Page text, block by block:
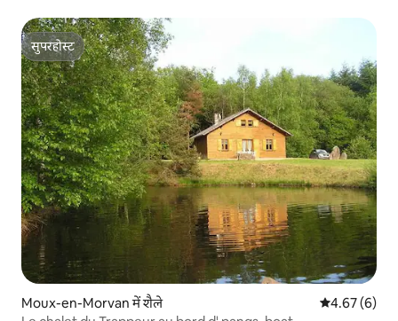
सुपरहोस्ट
सुपरहोस्ट
Moux-en-Morvan में शैले औसत रेटिंग 5 में
4.67 (6)